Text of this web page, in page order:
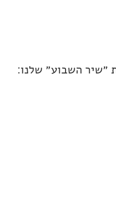
שלנו: